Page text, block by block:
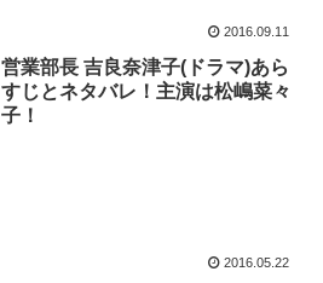
2016.09.11
営業部長 吉良奈津子(ドラマ)あら
すじとネタバレ！主演は松嶋菜々
子！
2016.05.22